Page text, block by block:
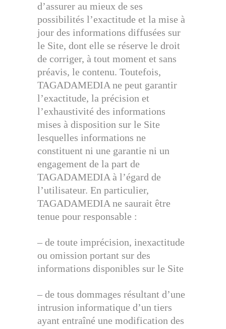
d’assurer au mieux de ses
possibilités l’exactitude et la mise à
jour des informations diffusées sur
le Site, dont elle se réserve le droit
de corriger, à tout moment et sans
préavis, le contenu. Toutefois,
TAGADAMEDIA ne peut garantir
l’exactitude, la précision et
l’exhaustivité des informations
mises à disposition sur le Site
lesquelles informations ne
constituent ni une garantie ni un
engagement de la part de
TAGADAMEDIA à l’égard de
l’utilisateur. En particulier,
TAGADAMEDIA ne saurait être
tenue pour responsable :
– de toute imprécision, inexactitude
ou omission portant sur des
informations disponibles sur le Site
– de tous dommages résultant d’une
intrusion informatique d’un tiers
ayant entraîné une modification des